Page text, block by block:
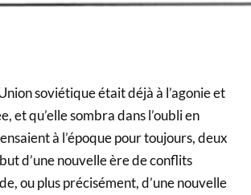
soviétique était déjà à l’agonie et
et qu’elle sombra dans l’oubli en
à l’époque pour toujours, deux
d’une nouvelle ère de conflits
ou plus précisément, d’une nouvelle